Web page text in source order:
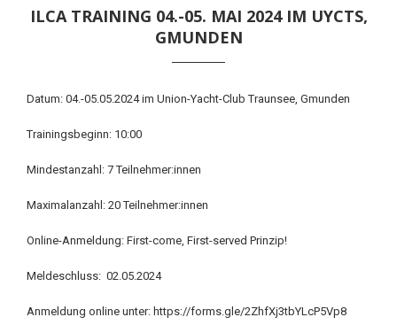
ILCA TRAINING 04.-05. MAI 2024 IM UYCTS,
GMUNDEN
Datum: 04.-05.05.2024 im Union-Yacht-Club Traunsee, Gmunden
Trainingsbeginn: 10:00
Mindestanzahl: 7 Teilnehmer:innen
Maximalanzahl: 20 Teilnehmer:innen
Online-Anmeldung: First-come, First-served Prinzip!
Meldeschluss: 02.05.2024
Anmeldung online unter: https://forms.gle/2ZhfXj3tbYLcP5Vp8